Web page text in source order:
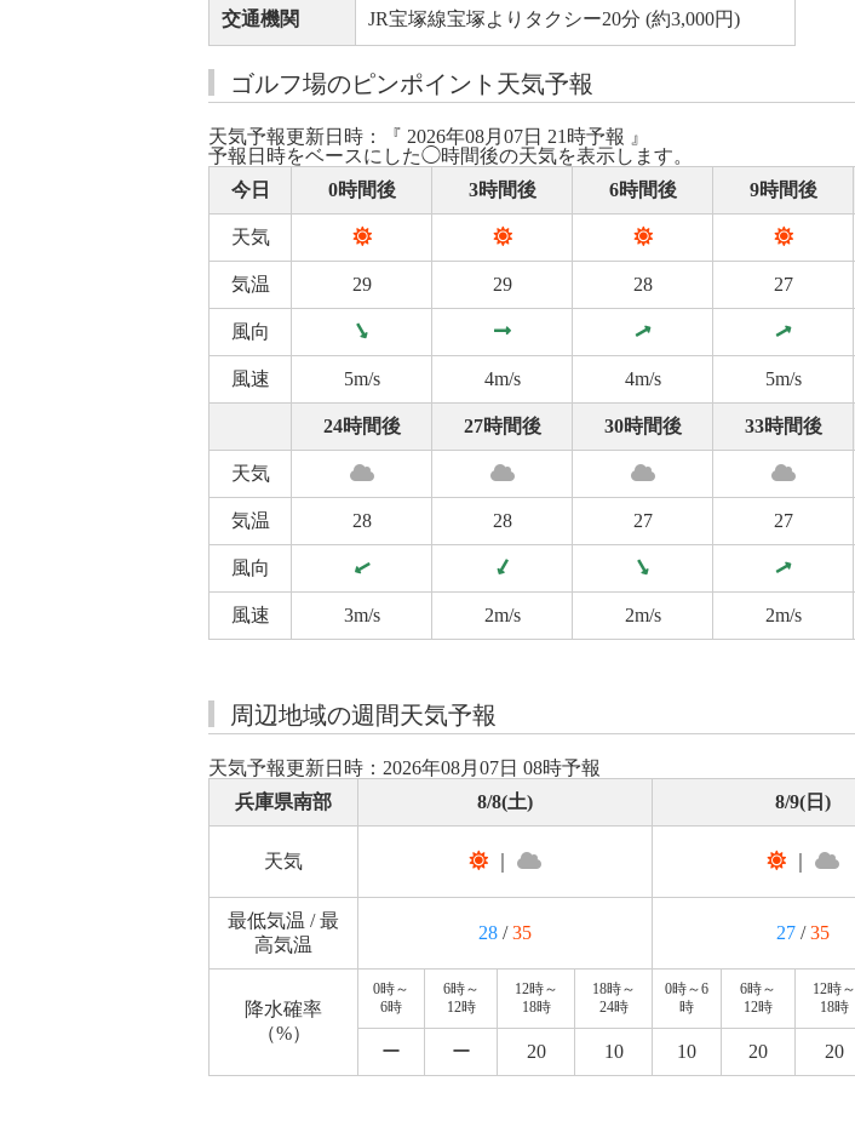
交通機関 JR宝塚線宝塚よりタクシー20分 (約3,000円)
ゴルフ場のピンポイント天気予報
天気予報更新日時：『 2026年08月07日 21時予報 』
予報日時をベースにした◯時間後の天気を表示します。
今日
0時間後 3時間後 6時間後 9時間後
天気
気温 29 29 28 27
風向
風速 5m/s 4m/s 4m/s 5m/s
24時間後 27時間後 30時間後 33時間後
天気
気温 28 28 27 27
風向
風速 3m/s 2m/s 2m/s 2m/s
周辺地域の週間天気予報
天気予報更新日時：2026年08月07日 08時予報
兵庫県南部
8/8(土) 8/9(日)
天気 ｜
最低気温 / 最
高気温
28 /35 27/35
降水確率
（%）
0時～
6時
6時～
12時
12時～
18時
18時～
24時
0時～6
時
6時～
12時
12時～
18時
ー
ー 20 10 10 20 20